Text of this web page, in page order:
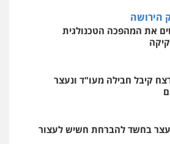
את המהפכה הטכנולגית
רצח קיבל חבילה מעו"ד ונעצר
נעצר בחשד להברחת חשיש לעצור